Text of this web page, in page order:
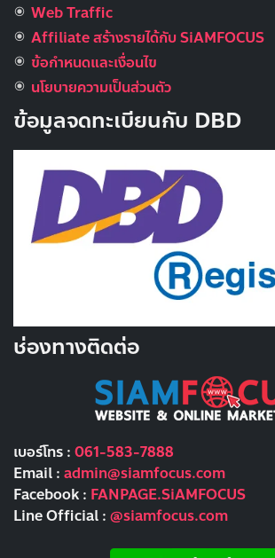
Web Traffic
Affiliate สร้างรายได้กับ SiAMFOCUS
ข้อกำหนดและเงื่อนไข
นโยบายความเป็นส่วนตัว
ข้อมูลจดทะเบียนกับ DBD
ช่องทางติดต่อ
เบอร์โทร : 061-583-7888
Email : admin@siamfocus.com
Facebook : FANPAGE.SiAMFOCUS
Line Official : @siamfocus.com